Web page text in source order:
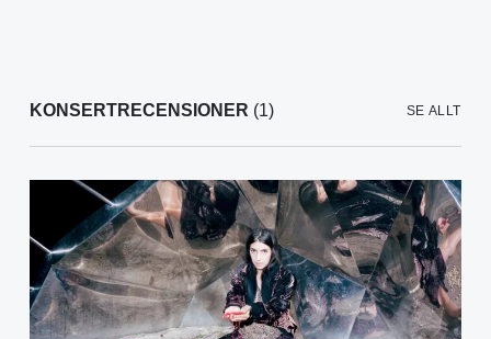
KONSERTRECENSIONER (1) SE ALLT